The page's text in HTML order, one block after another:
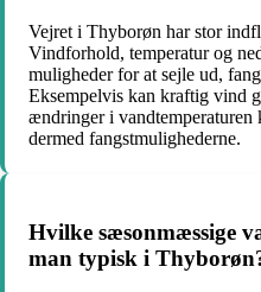
Vejret i Thyborøn har stor
Vindforhold, temperatur og
muligheder for at sejle ud,
Eksempelvis kan kraftig vind
ændringer i
dermed fangstmulighederne.
Hvilke sæsonmæssige
man typisk i